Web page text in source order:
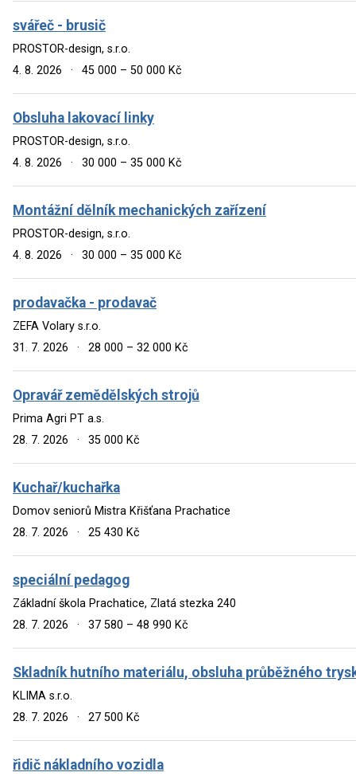
svářeč - brusič
PROSTOR-design, s.r.o.
4. 8. 2026
· 45 000 – 50 000 Kč
Obsluha lakovací linky
PROSTOR-design, s.r.o.
4. 8. 2026
· 30 000 – 35 000 Kč
Montážní dělník mechanických zařízení
PROSTOR-design, s.r.o.
4. 8. 2026
· 30 000 – 35 000 Kč
prodavačka - prodavač
ZEFA Volary s.r.o.
31. 7. 2026
· 28 000 – 32 000 Kč
Opravář zemědělských strojů
Prima Agri PT a.s.
28. 7. 2026
· 35 000 Kč
Kuchař/kuchařka
Domov seniorů Mistra Křišťana Prachatice
28. 7. 2026
· 25 430 Kč
speciální pedagog
Základní škola Prachatice, Zlatá stezka 240
28. 7. 2026
· 37 580 – 48 990 Kč
Skladník hutního materiálu, obsluha průběžného
KLIMA s.r.o.
28. 7. 2026
· 27 500 Kč
řidič nákladního vozidla